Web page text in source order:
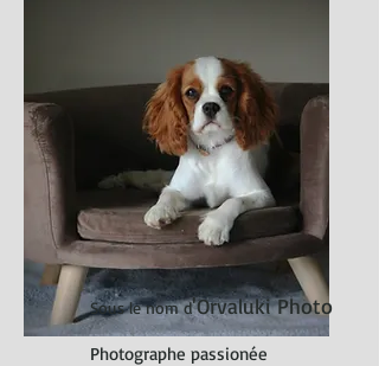
Sous le nom d'Orvaluki Photo
Photographe passionée